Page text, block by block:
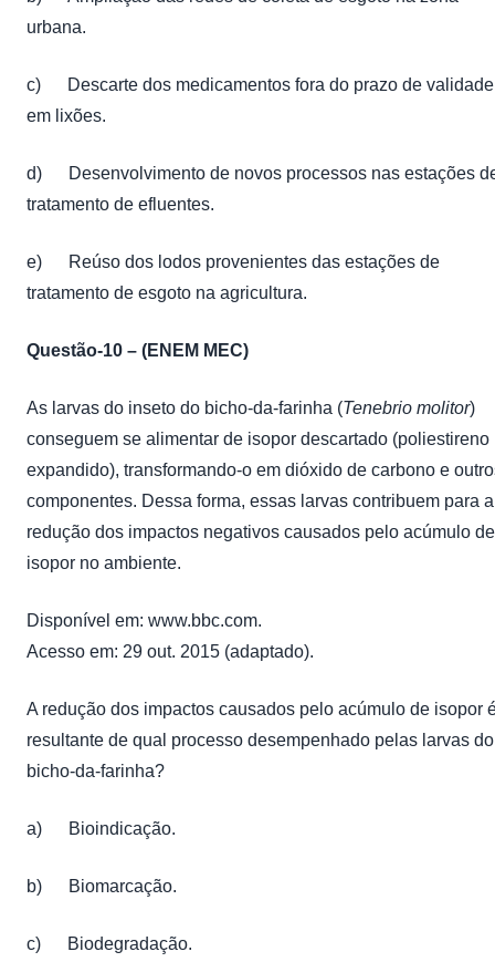
urbana.
c) Descarte dos medicamentos fora do prazo de validade
em lixões.
d) Desenvolvimento de novos processos nas estações
tratamento de efluentes.
e) Reúso dos lodos provenientes das estações de
tratamento de esgoto na agricultura.
Questão-10 – (ENEM MEC)
As larvas do inseto do bicho-da-farinha (Tenebrio molitor)
conseguem se alimentar de isopor descartado (poliestireno
expandido), transformando-o em dióxido de carbono e
componentes. Dessa forma, essas larvas contribuem para a
redução dos impactos negativos causados pelo acúmulo de
isopor no ambiente.
Disponível em: www.bbc.com.
Acesso em: 29 out. 2015 (adaptado).
A redução dos impactos causados pelo acúmulo de isopor
resultante de qual processo desempenhado pelas larvas do
bicho-da-farinha?
a) Bioindicação.
b) Biomarcação.
c) Biodegradação.